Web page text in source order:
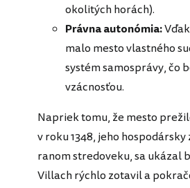
okolitých horách).
Právna autonómia:
malo mesto vlastného
systém samosprávy, čo
vzácnosťou.
Napriek tomu, že mesto
v roku 1348, jeho
ranom stredoveku, sa ukázal
Villach rýchlo zotavil a